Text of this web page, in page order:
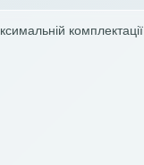
комплектації